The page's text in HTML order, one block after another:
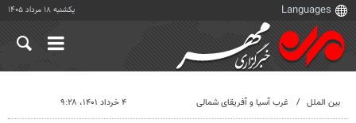
یکشنبه ۱۸ مرداد ۱۴۰۵
بین الملل غرب آسیا و آفریقای شمالی ۴ خرداد ۱۴۰۱، ۹:۲۸